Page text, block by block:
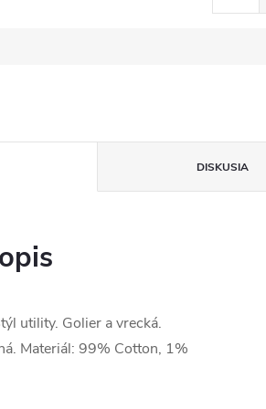
DISKUSIA
utility. Golier a vrecká.
Materiál: 99% Cotton, 1%